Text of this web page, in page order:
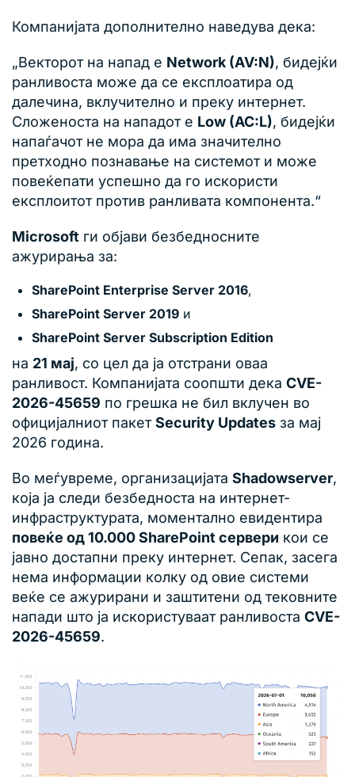
Компанијата дополнително наведува дека:
„Векторот на напад е Network (AV:N), бидејќи
ранливоста може да се експлоатира од
далечина, вклучително и преку интернет.
Сложеноста на нападот е Low (AC:L), бидејќи
напаѓачот не мора да има значително
претходно познавање на системот и може
повеќепати успешно да го искористи
експлоитот против ранливата компонента.“
Microsoft ги објави безбедносните
ажурирања за:
SharePoint Enterprise Server 2016,
SharePoint Server 2019 и
SharePoint Server Subscription Edition
на 21 мај, со цел да ја отстрани оваа
ранливост. Компанијата соопшти дека CVE-
2026-45659 по грешка не бил вклучен во
официјалниот пакетSecurity Updates за мај
2026 година.
Во меѓувреме, организацијата Shadowserver,
која ја следи безбедноста на интернет-
инфраструктурата, моментално евидентира
повеќе од 10.000 SharePoint сервери кои се
јавно достапни преку интернет. Сепак, засега
нема информации колку од овие системи
веќе се ажурирани и заштитени од тековните
напади што ја искористуваат ранливоста CVE-
2026-45659.